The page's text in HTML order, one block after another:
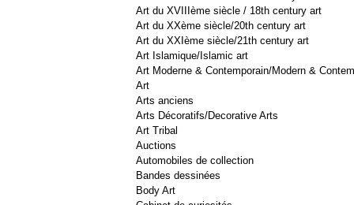
Art du XVIIIème siècle / 18th century art
Art du XXème siècle/20th century art
Art du XXIème siècle/21th century art
Art Islamique/Islamic art
Art Moderne & Contemporain/Modern &
Art
Arts anciens
Arts Décoratifs/Decorative Arts
Art Tribal
Auctions
Automobiles de collection
Bandes dessinées
Body Art